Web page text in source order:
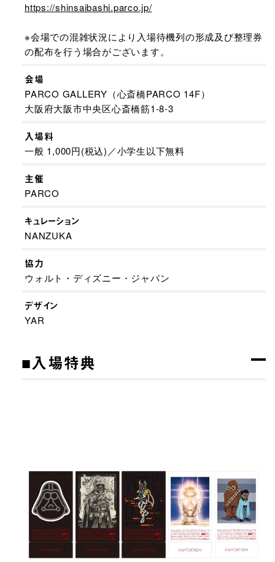
https://shinsaibashi.parco.jp/
※会場での混雑状況により入場待機列の形成及び整理券
の配布を行う場合がございます。
会場
PARCO GALLERY（心斎橋PARCO 14F）
大阪府大阪市中央区心斎橋筋1-8-3
入場料
一般 1,000円(税込)／小学生以下無料
主催
PARCO
キュレーション
NANZUKA
協力
ウォルト・ディズニー・ジャパン
デザイン
YAR
■入場特典